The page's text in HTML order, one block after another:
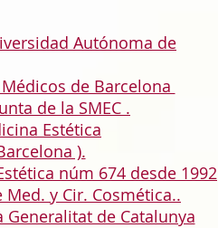
Autónoma de
de Barcelona
de la SMEC .
Estética
).
núm 674 desde 1992
y Cir. Cosmética..
de Catalunya